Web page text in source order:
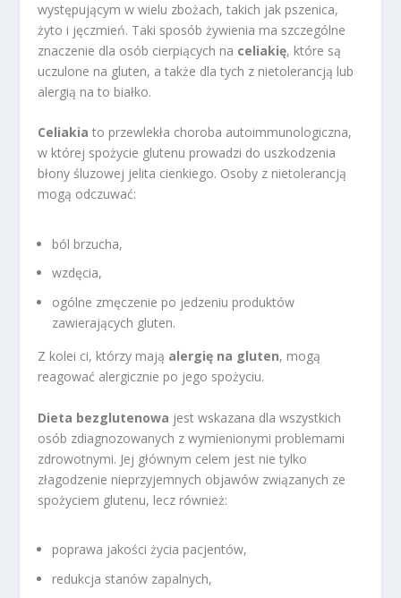
występującym w wielu zbożach, takich jak pszenica,
żyto i jęczmień. Taki sposób żywienia ma szczególne
znaczenie dla osób cierpiących na celiakię, które są
uczulone na gluten, a także dla tych z nietolerancją lub
alergią na to białko.
Celiakia to przewlekła choroba autoimmunologiczna,
w której spożycie glutenu prowadzi do uszkodzenia
błony śluzowej jelita cienkiego. Osoby z nietolerancją
mogą odczuwać:
ból brzucha,
wzdęcia,
ogólne zmęczenie po jedzeniu produktów
zawierających gluten.
Z kolei ci, którzy mają alergię na gluten, mogą
reagować alergicznie po jego spożyciu.
Dieta bezglutenowa jest wskazana dla wszystkich
osób zdiagnozowanych z wymienionymi problemami
zdrowotnymi. Jej głównym celem jest nie tylko
złagodzenie nieprzyjemnych objawów związanych ze
spożyciem glutenu, lecz również:
poprawa jakości życia pacjentów,
redukcja stanów zapalnych,